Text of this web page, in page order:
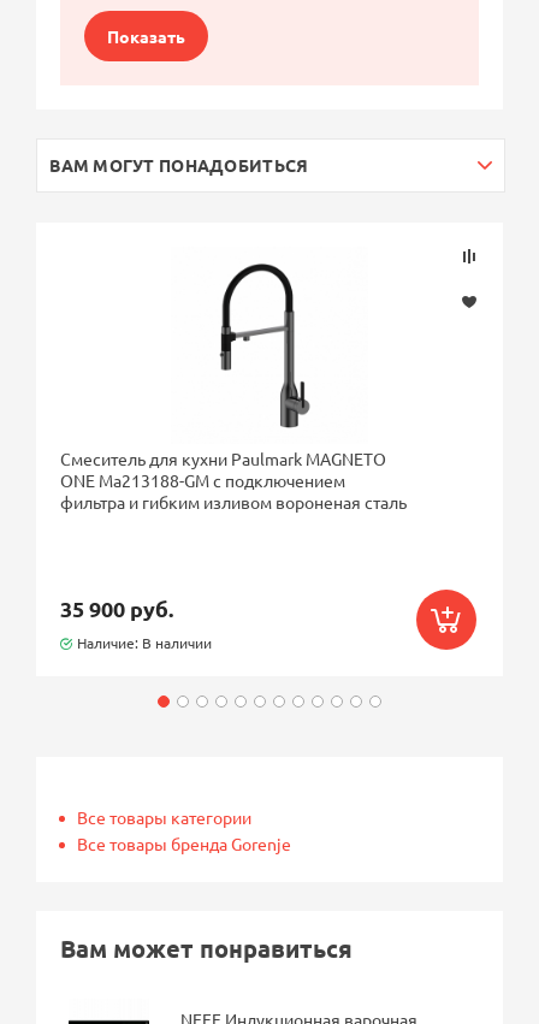
Показать
ВАМ МОГУТ ПОНАДОБИТЬСЯ
Смеситель для кухни Paulmark MAGNETO
ONE Ma213188-GM с подключением
фильтра и гибким изливом вороненая сталь
35 900 руб.
Наличие: В наличии
Все товары категории
Все товары бренда Gorenje
Вам может понравиться
NEFF Индукционная варочная